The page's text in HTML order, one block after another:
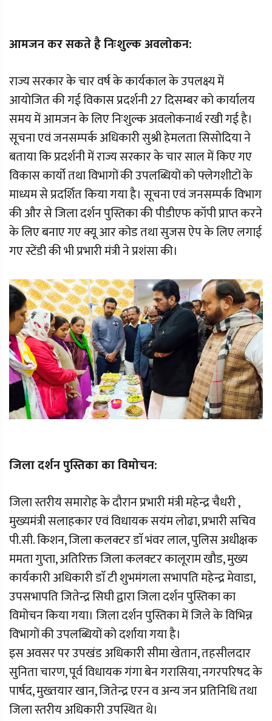
आमजन कर सकते है निःशुल्क अवलोकन:
राज्य सरकार के चार वर्ष के कार्यकाल के उपलक्ष्य में
आयोजित की गई विकास प्रदर्शनी 27 दिसम्बर को कार्यालय
समय में आमजन के लिए निःशुल्क अवलोकनार्थ रखी गई है।
सूचना एवं जनसम्पर्क अधिकारी सुश्री हेमलता सिसोदिया ने
बताया कि प्रदर्शनी में राज्य सरकार के चार साल में किए गए
विकास कार्यो तथा विभागों की उपलब्धियों को फ्लेगशीटों के
माध्यम से प्रदर्शित किया गया है। सूचना एवं जनसम्पर्क विभाग
की और से जिला दर्शन पुस्तिका की पीडीएफ कॉपी प्राप्त करने
के लिए बनाए गए क्यू आर कोड तथा सुजस ऐप के लिए लगाई
गए स्टेंडी की भी प्रभारी मंत्री ने प्रशंसा की।
जिला दर्शन पुस्तिका का विमोचन:
जिला स्तरीय समारोह के दौरान प्रभारी मंत्री महेन्द्र चैधरी ,
मुख्यमंत्री सलाहकार एवं विधायक सयंम लोढा, प्रभारी सचिव
पी.सी. किशन, जिला कलक्टर डाॅ भंवर लाल, पुलिस अधीक्षक
ममता गुप्ता, अतिरिक्त जिला कलक्टर कालूराम खौड, मुख्य
कार्यकारी अधिकारी डाॅ टी शुभमंगला सभापति महेन्द्र मेवाडा,
उपसभापति जितेन्द्र सिघी द्वारा जिला दर्शन पुस्तिका का
विमोचन किया गया। जिला दर्शन पुस्तिका में जिले के विभिन्न
विभागों की उपलब्धियों को दर्शाया गया है।
इस अवसर पर उपखंड अधिकारी सीमा खेतान, तहसीलदार
सुनिता चारण, पूर्व विधायक गंगा बेन गरासिया, नगरपरिषद के
पार्षद, मुख्तयार खान, जितेन्द्र एरन व अन्य जन प्रतिनिधि तथा
जिला स्तरीय अधिकारी उपस्थित थे।